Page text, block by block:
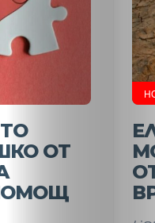
НАЧАЛО
Спорт
ОТ